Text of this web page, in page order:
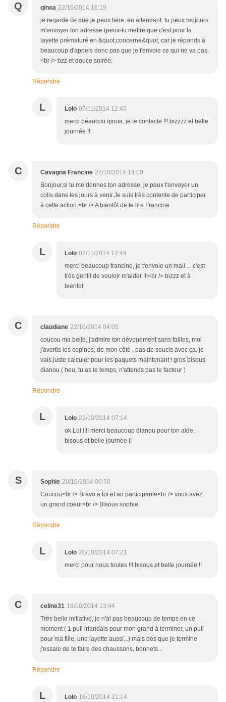
Q qinoa 22/10/2014 16:19
je regarde ce que je peux faire, en attendant, tu peux toujours
m'envoyer ton adresse (peux-tu mettre que c'est pour la
layette prématuré en &quot;concerne&quot; car je réponds à
beaucoup d'appels donc pas que je t'envoie ce qui ne va pas.
<br /> bzz et douce soirée.
Répondre
L Lolo 07/11/2014 12:45
merci beaucou qinoa, je te contacte !!! bizzzz et belle
journée !!
C Cavagna Francine 22/10/2014 14:09
Bonjour,si tu me donnes ton adresse, je peux t'envoyer un
colis dans les jours à venir.Je suis très contente de participer
à cette action.<br /> A bientôt de te lire Francine
Répondre
L Lolo 07/11/2014 12:44
merci beaucoup francine, je t'envoie un mail ... c'est
très gentil de vouloir m'aider !!!<br /> bizzz et à
bientot
C claudiane 22/10/2014 04:05
coucou ma belle, j'admire ton dévouement sans failles, moi
j'avertis les copines, de mon côté , pas de soucis avec ça, je
vais juste calculer pour les paquets maintenant ! gros bisous
dianou ( heu, tu as le temps, n'attends pas le facteur )
Répondre
L Lolo 22/10/2014 07:14
ok Lol !!!! merci beaucoup dianou pour ton aide,
bisous et belle journée !!
S Sophie 20/10/2014 06:50
Coucou<br /> Bravo a toi et au participante<br /> vous avez
un grand coeur<br /> Bisous sophie
Répondre
L Lolo 20/10/2014 07:21
merci pour nous toutes !!! bisous et belle journée !!
C celine31 18/10/2014 13:44
Très belle initiative, je n'ai pas beaucoup de temps en ce
moment ( 1 pull irlandais pour mon grand à terminer, un pull
pour ma fille, une layette aussi...) mais dès que je termine
j'essaie de te faire des chaussons, bonnets...
Répondre
L Lolo 18/10/2014 21:14